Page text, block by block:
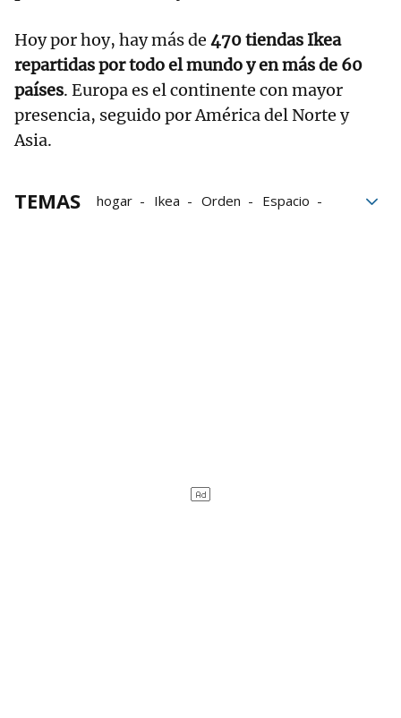
Hoy por hoy, hay más de 470 tiendas Ikea
repartidas por todo el mundo y en más de 60
países. Europa es el continente con mayor
presencia, seguido por América del Norte y
Asia.
TEMAS hogar Ikea Orden
Espacio